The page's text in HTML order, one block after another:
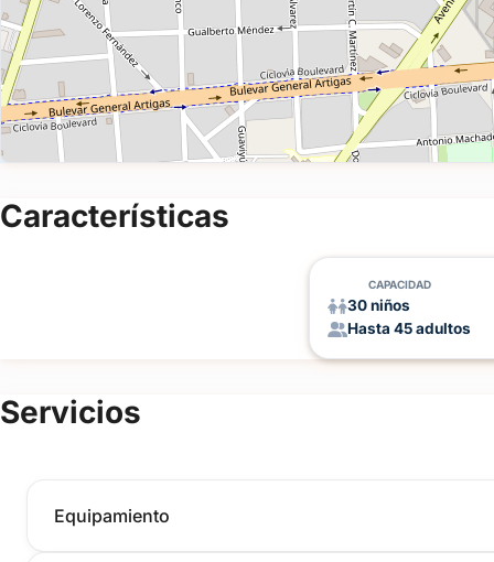
Características
CAPACIDAD
30 niños
Hasta 45 adultos
Servicios
Equipamiento